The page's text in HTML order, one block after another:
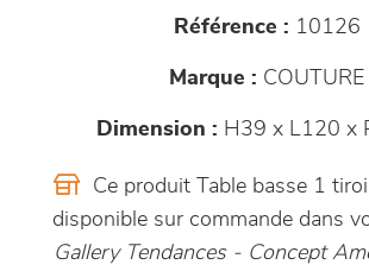
Référence : 10126
Marque : COUTURE
Dimension : H39 x L120 x
Ce produit Table basse 1
disponible sur commande dans
Gallery Tendances - Concept